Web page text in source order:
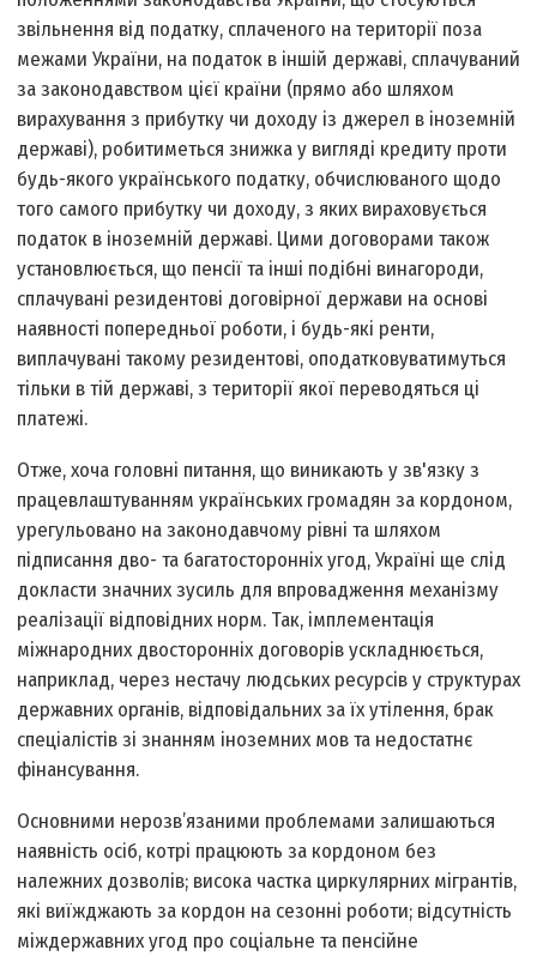
звільнення від податку, сплаченого на території поза
межами України, на податок в іншій державі, сплачуваний
за законодавством цієї країни (прямо або шляхом
вирахування з прибутку чи доходу із джерел в іноземній
державі), робитиметься знижка у вигляді кредиту проти
будь-якого українського податку, обчислюваного щодо
того самого прибутку чи доходу, з яких вираховується
податок в іноземній державі. Цими договорами також
установлюється, що пенсії та інші подібні винагороди,
сплачувані резидентові договірної держави на основі
наявності попередньої роботи, і будь-які ренти,
виплачувані такому резидентові, оподатковуватимуться
тільки в тій державі, з території якої переводяться ці
платежі.
Отже, хоча головні питання, що виникають у зв'язку з
працевлаштуванням українських громадян за кордоном,
урегульовано на законодавчому рівні та шляхом
підписання дво- та багатосторонніх угод, Україні ще слід
докласти значних зусиль для впровадження механізму
реалізації відповідних норм. Так, імплементація
міжнародних двосторонніх договорів ускладнюється,
наприклад, через нестачу людських ресурсів у структурах
державних органів, відповідальних за їх утілення, брак
спеціалістів зі знанням іноземних мов та недостатнє
фінансування.
Основними нерозв’язаними проблемами залишаються
наявність осіб, котрі працюють за кордоном без
належних дозволів; висока частка циркулярних мігрантів,
які виїжджають за кордон на сезонні роботи; відсутність
міждержавних угод про соціальне та пенсійне